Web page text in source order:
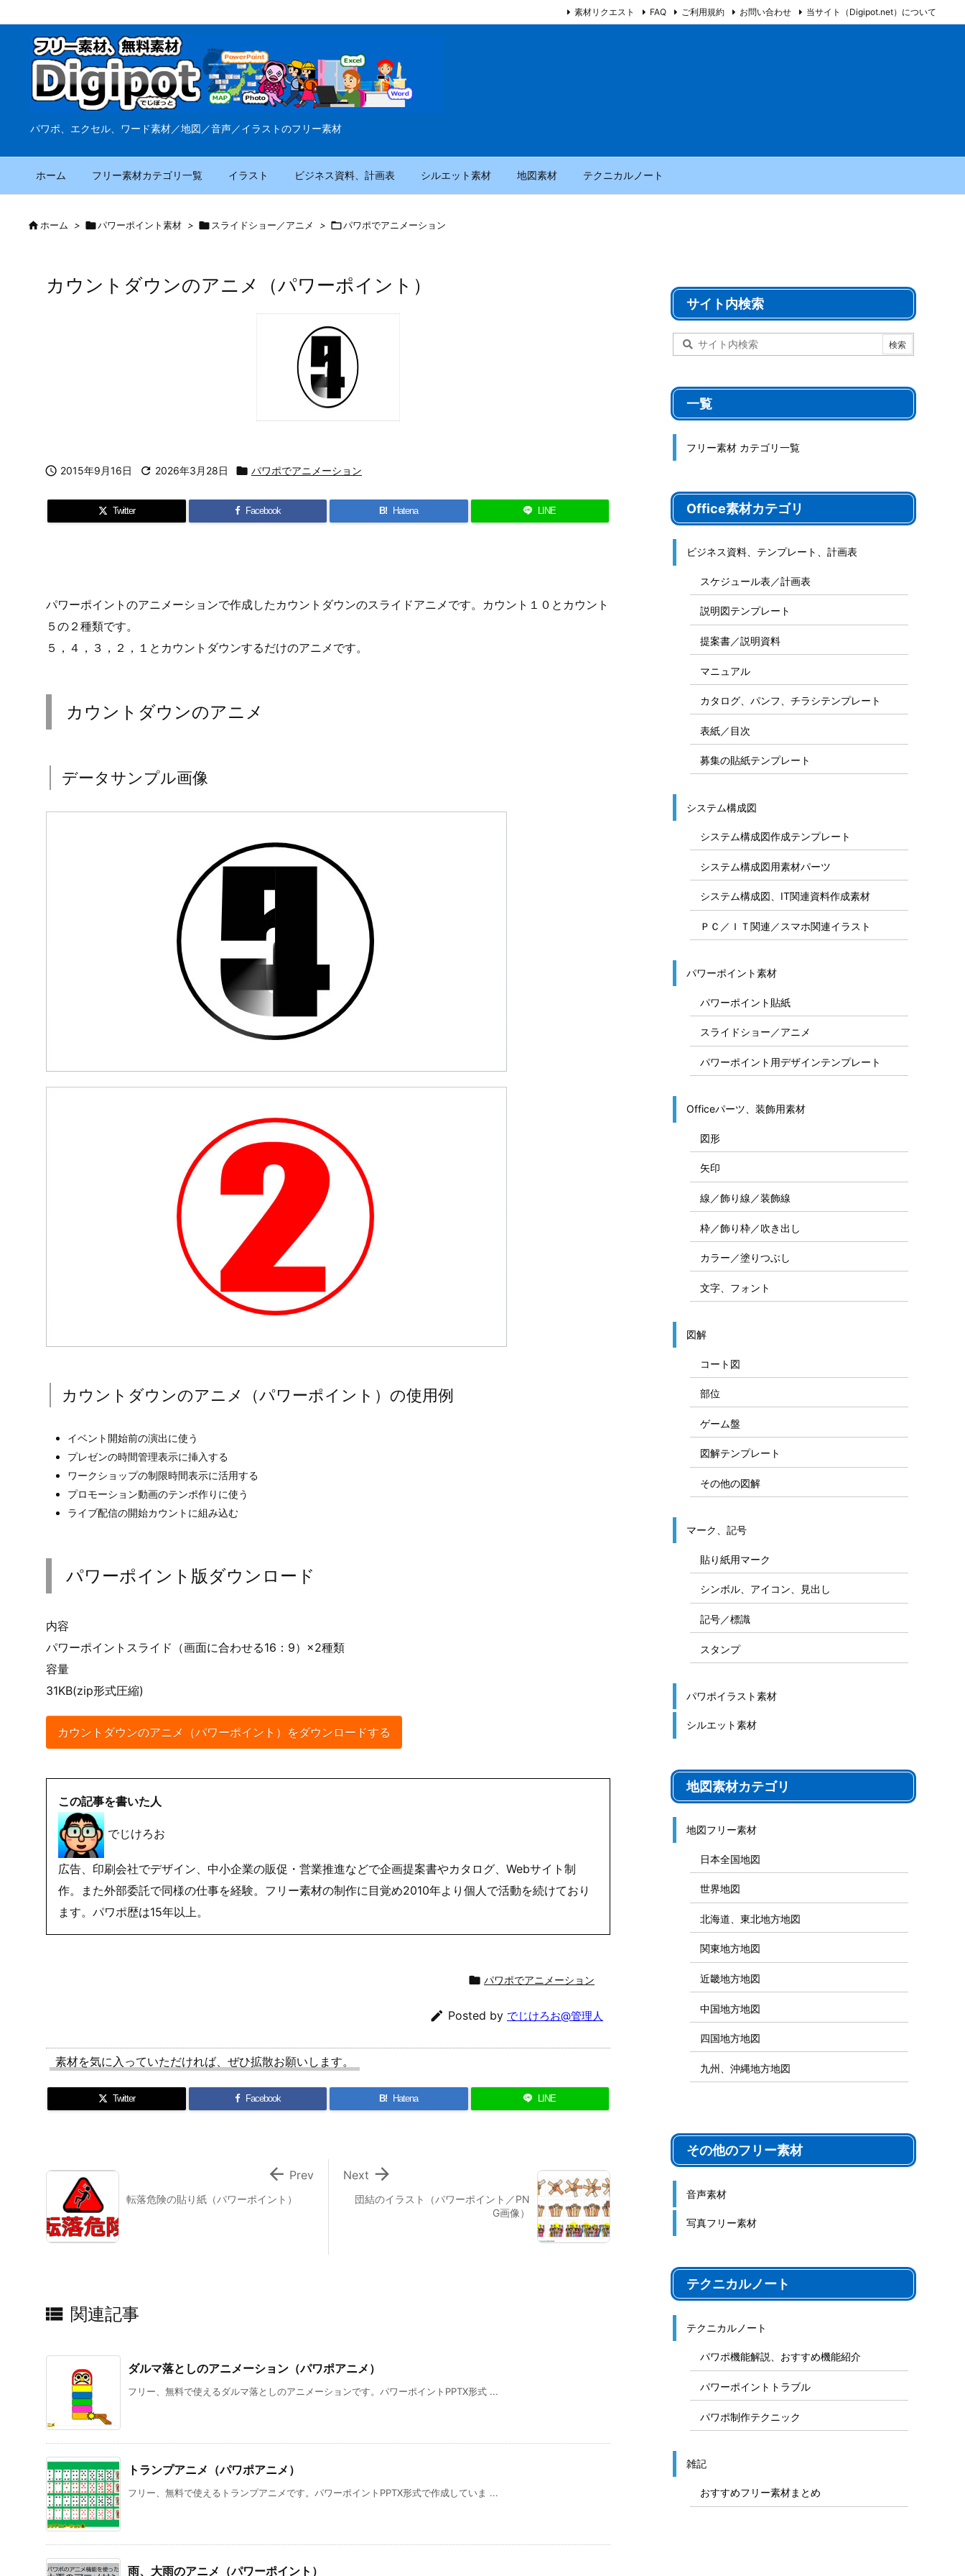
パワポ、エクセル、ワード素材／地図／音声／イラストのフリー素材
ホーム フリー素材カテゴリ一覧 イラスト ビジネス資料、計画表 シルエット素材 地図素材 テクニカルノート
素材リクエスト FAQ ご利用規約 お問い合わせ 当サイト（Digipot.net）について
ホーム > パワーポイント素材 >  スライドショー／アニメ > パワポでアニメーション
カウントダウンのアニメ（パワーポイント）
 2015年9月16日  2026年3月28日  パワポでアニメーション
Twitter Facebook B! Hatena LINE
パワーポイントのアニメーションで作成したカウントダウンのスライドアニメです。カウント１０とカウント
５の２種類です。
カウントダウンのアニメ
データサンプル画像
カウントダウンのアニメ（パワーポイント）の使用例
イベント開始前の演出に使う
プレゼンの時間管理表示に挿入する
ライブ配信の開始カウントに組み込む
内容
パワーポイントスライド（画面に合わせる16：9）×2種類
容量
31KB(zip形式圧縮)
カウントダウンのアニメ（パワーポイント）をダウンロードする
広告、印刷会社でデザイン、中小企業の販促・営業推進などで企画提案書やカタログ、Webサイト制
ます。パワポ歴は15年以上。
 Posted byでじけろお@管理人
素材を気に入っていただければ、ぜひ拡散お願いします。
団結のイラスト（パワーポイント／PN
G画像）

Next
転落危険の貼り紙（パワーポイント）
 Prev
サイト内検索
一覧
フリー素材 カテゴリ一覧
Office素材カテゴリ
ビジネス資料、テンプレート、計画表
スケジュール表／計画表
説明図テンプレート
提案書／説明資料
マニュアル
カタログ、パンフ、チラシテンプレート
表紙／目次
募集の貼紙テンプレート
システム構成図
システム構成図作成テンプレート
システム構成図用素材パーツ
システム構成図、IT関連資料作成素材
ＰＣ／ＩＴ関連／スマホ関連イラスト
パワーポイント素材
パワーポイント貼紙
スライドショー／アニメ
パワーポイント用デザインテンプレート
Officeパーツ、装飾用素材
図形
矢印
線／飾り線／装飾線
枠／飾り枠／吹き出し
カラー／塗りつぶし
文字、フォント
図解
コート図
部位
ゲーム盤
図解テンプレート
その他の図解
マーク、記号
貼り紙用マーク
シンボル、アイコン、見出し
記号／標識
スタンプ
パワポイラスト素材
シルエット素材
地図素材カテゴリ
地図フリー素材
日本全国地図
世界地図
北海道、東北地方地図
関東地方地図
近畿地方地図
中国地方地図
四国地方地図
九州、沖縄地方地図
その他のフリー素材
音声素材
写真フリー素材
テクニカルノート
テクニカルノート
パワポ機能解説、おすすめ機能紹介
パワーポイントトラブル
パワポ制作テクニック
雑記
おすすめフリー素材まとめ